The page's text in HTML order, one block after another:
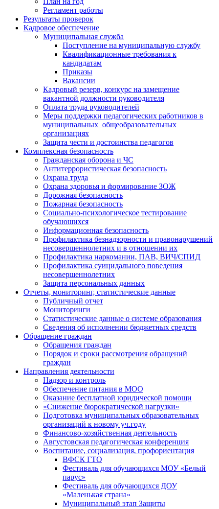
Регламент работы
Результаты проверок
Кадровое обеспечение
Муниципальная служба
Поступление на муниципальную службу
Квалификационные требования к
кандидатам
Приказы
Вакансии
Кадровый резерв, конкурс на замещение
вакантной должности руководителя
Оплата труда руководителей
Меры поддержки педагогических работников в
муниципальных общеобразовательных
организациях
Защита чести и достоинства педагогов
Комплексная безопасность
Гражданская оборона и ЧС
Антитеррористическая безопасность
Охрана труда
Охрана здоровья и формирование ЗОЖ
Дорожная безопасность
Пожарная безопасность
Социально-психологическое тестирование
обучающихся
Информационная безопасность
Профилактика безнадзорности и правонарушений
несовершеннолетних и в отношении их
Профилактика наркомании, ПАВ, ВИЧ/СПИД
Профилактика суицидального поведения
несовершеннолетних
Защита персональных данных
Отчеты, мониторинг, статистические данные
Публичный отчет
Мониторинги
Статистические данные о системе образования
Сведения об исполнении бюджетных средств
Обращение граждан
Обращения граждан
Порядок и сроки рассмотрения обращений
граждан
Направления деятельности
Надзор и контроль
Обеспечение питания в МОО
Оказание бесплатной юридической помощи
«Снижение бюрократической нагрузки»
Подготовка муниципальных образовательных
организаций к новому уч.году
Финансово-хозяйственная деятельность
Августовская педагогическая конференция
Воспитание, социализация, профориентация
ВФСК ГТО
Фестиваль для обучающихся МОУ «Белый
парус»
Фестиваль для обучающихся ДОУ
«Маленькая страна»
Муниципальный этап Защиты